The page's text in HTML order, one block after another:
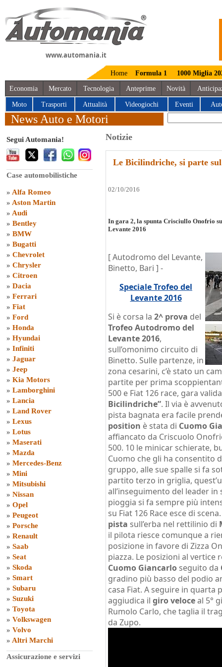
www.automania.it
Home Formula 1 1000 Miglia
Economia Mercato Tecnologia Anteprime Novità
Moto Trasporti Attualità Videogiochi Eventi
News Auto e Motori
Segui Automania!
Case automobilistiche
» Alfa Romeo
» Aston Martin
» Audi
» Bentley
» BMW
» Bugatti
» Chevrolet
» Chrysler
» Citroen
» Dacia
» Ferrari
» Fiat
» Ford
» Honda
» Hyundai
» Infiniti
» Jaguar
» Jeep
» Kia Motors
» Lamborghini
» Lancia
» Land Rover
» Lexus
» Lotus
» Maserati
» Mazda
» Mercedes-Benz
» Mini
» Mitsubishi
» Nissan
» Opel
» Peugeot
» Porsche
» Renault
» Saab
» Seat
» Skoda
» Smart
» Subaru
» Suzuki
» Toyota
» Volkswagen
» Volvo
» Altri Marchi
Assicurazione e servizi
Notizie
Le Bicilindriche, si parte
02/10/2016
In gara 2, la spunta Crisciullo Onofrio
Levante 2016
[ Autodromo del Levante,
Binetto, Bari ] -
Speciale Trofeo del
Levante 2016
Si è corsa la 2^ prova del
Trofeo Autodromo del
Levante 2016,
sull’omonimo circuito di
Binetto. Sulle partenze, in
zona cesarini, c’è stato un
partite per prima
500 e Fiat 126 race, gara
Bicilindriche”. Il via è
pista bagnata era facile
position è stata di Cuomo
affiancato da Criscuolo
500. 10 le minicar schierate,
Cuomo che gli ha consentito
gruppo, alle sue spalle si fa
partito terzo in griglia,
all’inseguimento del leader
pioggia si fa sempre più
su Fiat 126 Race esce di
pista sull’erba nel rettilinio di
il pilota riesce comunque a
posizione in favore di Zizza
piazza. Le posizioni al
Cuomo Giancarlo seguito da
gradino più basso del podio
casa Fiat. A seguire in quarta
aggiudica il giro veloceal 5°
Rumolo Carlo, che taglia il
da Zupo.